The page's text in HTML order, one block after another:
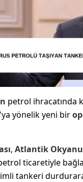
petrol ihracatında
yönelik yeni bir
, Atlantik
ticaretiyle
tankeri